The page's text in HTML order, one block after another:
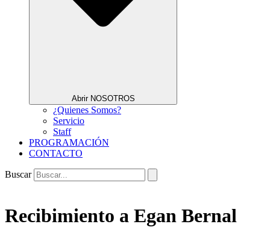
Abrir NOSOTROS
¿Quienes Somos?
Servicio
Staff
PROGRAMACIÓN
CONTACTO
Buscar
Recibimiento a Egan Bernal